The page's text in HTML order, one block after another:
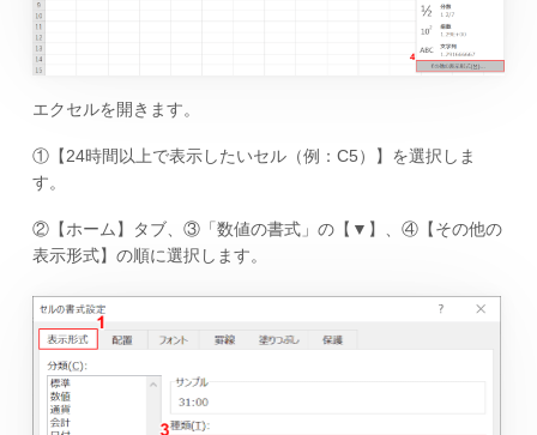
エクセルを開きます。
①【24時間以上で表示したいセル（例：C5）】を選択しま
す。
②【ホーム】タブ、③「数値の書式」の【▼】、④【その他の
表示形式】の順に選択します。